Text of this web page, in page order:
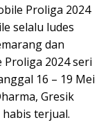
Proliga 2024
selalu ludes
dan
2024 seri
16 – 19 Mei
Gresik
terjual.